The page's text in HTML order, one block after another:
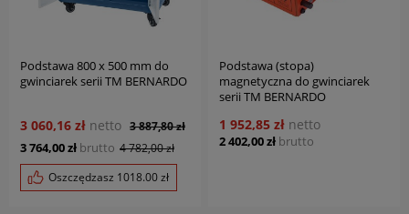
Podstawa 800 x 500 mm do
gwinciarek serii TM BERNARDO
3 764,00 zł brutto 4 782,00 zł
Oszczędzasz 1018.00zł
3 060,16 zł netto 3 887,80 zł
Podstawa (stopa)
magnetyczna do gwinciarek
serii TM BERNARDO
2 402,00 zł brutto
1 952,85 zł netto